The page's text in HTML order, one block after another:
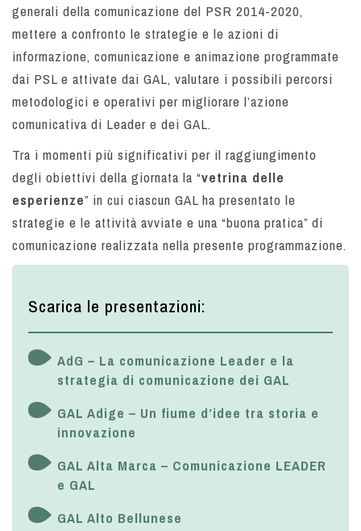
generali della comunicazione del PSR 2014-2020,
mettere a confronto le strategie e le azioni di
informazione, comunicazione e animazione programmate
dai PSL e attivate dai GAL, valutare i possibili percorsi
metodologici e operativi per migliorare l’azione
comunicativa di Leader e dei GAL.
Tra i momenti più significativi per il raggiungimento
degli obiettivi della giornata la “vetrina delle
esperienze” in cui ciascun GAL ha presentato le
strategie e le attività avviate e una “buona pratica” di
comunicazione realizzata nella presente programmazione.
Scarica le presentazioni:
AdG – La comunicazione Leader e la
strategia di comunicazione dei GAL
GAL Adige – Un fiume d’idee tra storia e
innovazione
GAL Alta Marca – Comunicazione LEADER
e GAL
GAL Alto Bellunese